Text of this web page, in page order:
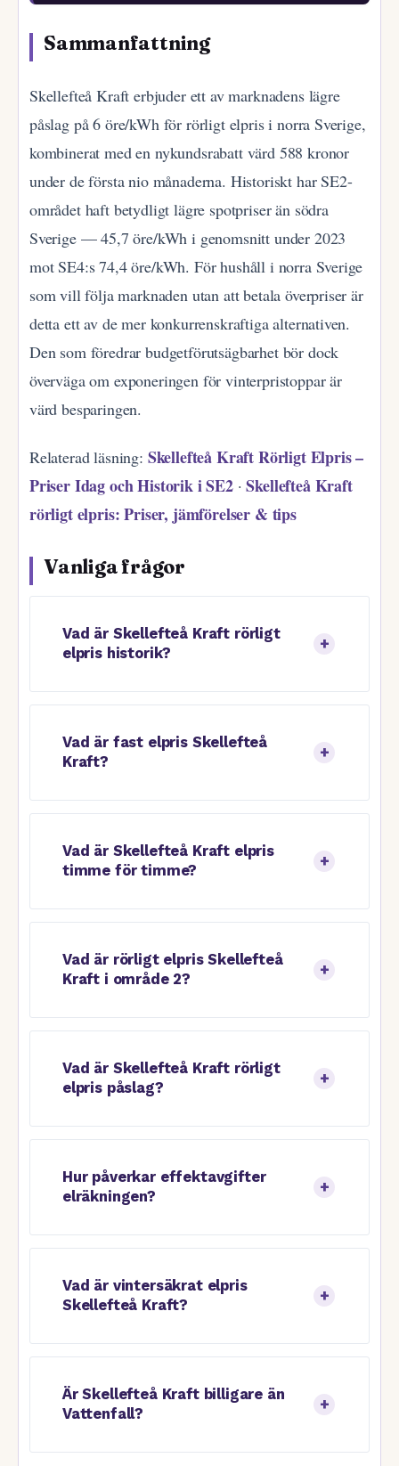
Sammanfattning
Skellefteå Kraft erbjuder ett av marknadens lägre
påslag på 6 öre/kWh för rörligt elpris i norra Sverige,
kombinerat med en nykundsrabatt värd 588 kronor
under de första nio månaderna. Historiskt har SE2-
området haft betydligt lägre spotpriser än södra
Sverige — 45,7 öre/kWh i genomsnitt under 2023
mot SE4:s 74,4 öre/kWh. För hushåll i norra Sverige
som vill följa marknaden utan att betala överpriser är
detta ett av de mer konkurrenskraftiga alternativen.
Den som föredrar budgetförutsägbarhet bör dock
överväga om exponeringen för vinterpristoppar är
värd besparingen.
Relaterad läsning: Skellefteå Kraft Rörligt Elpris –
Priser Idag och Historik i SE2·Skellefteå Kraft
rörligt elpris: Priser, jämförelser & tips
Vanliga frågor
Vad är Skellefteå Kraft rörligt
elpris historik?
Vad är fast elpris Skellefteå
Kraft?
Vad är Skellefteå Kraft elpris
timme för timme?
Vad är rörligt elpris Skellefteå
Kraft i område 2?
Vad är Skellefteå Kraft rörligt
elpris påslag?
Hur påverkar effektavgifter
elräkningen?
Vad är vintersäkrat elpris
Skellefteå Kraft?
Är Skellefteå Kraft billigare än
Vattenfall?